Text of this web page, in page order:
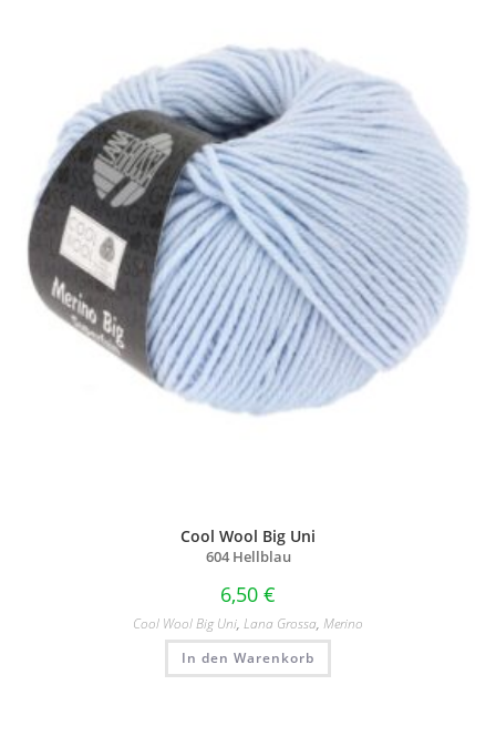
Cool Wool Big Uni
604 Hellblau
6,50 €
Cool Wool Big Uni, Lana Grossa, Merino
In den Warenkorb